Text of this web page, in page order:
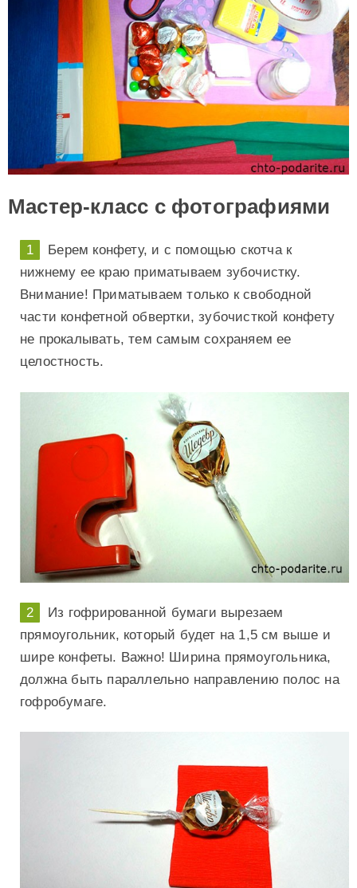
Мастер-класс с фотографиями
Берем конфету, и с помощью скотча к
нижнему ее краю приматываем зубочистку.
Внимание! Приматываем только к свободной
части конфетной обвертки, зубочисткой конфету
не прокалывать, тем самым сохраняем ее
целостность.
Из гофрированной бумаги вырезаем
прямоугольник, который будет на 1,5 см выше и
шире конфеты. Важно! Ширина прямоугольника,
должна быть параллельно направлению полос на
гофробумаге.